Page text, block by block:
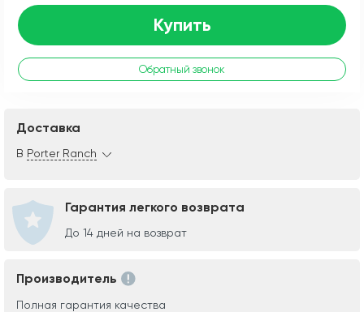
Купить
Обратный звонок
Доставка
В Porter Ranch
Гарантия легкого возврата
До 14 дней на возврат
Производитель
Полная гарантия качества